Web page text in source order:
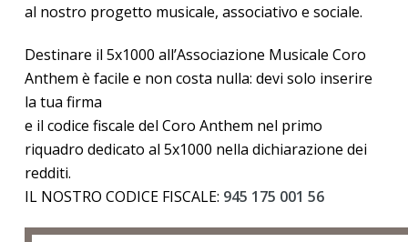
al nostro progetto musicale, associativo e sociale.
Destinare il 5x1000 all’Associazione Musicale Coro
Anthem è facile e non costa nulla: devi solo inserire
la tua firma
e il codice fiscale del Coro Anthem nel primo
riquadro dedicato al 5x1000 nella dichiarazione dei
redditi.
IL NOSTRO CODICE FISCALE: 945 175 001 56